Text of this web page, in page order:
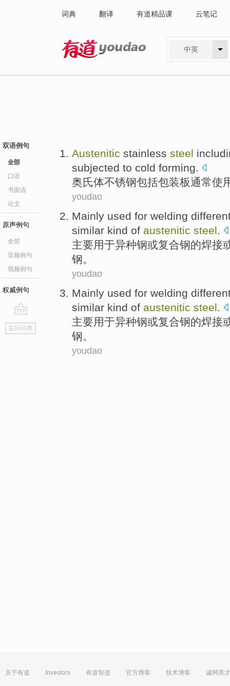
词典 翻译 有道精品课 云笔记
中英
双语例句
全部
口语
书面语
论文
原声例句
全部
音频例句
视频例句
权威例句
go
top
返回词典
Austenitic stainless steel
subjected to cold forming.
奥氏体不锈钢包括包装板通常使
youdao
Mainly used for welding
similar kind of austenitic steel.
主要用于异种钢或复合钢的焊接
钢。
youdao
Mainly used for welding
similar kind of austenitic steel
主要用于异种钢或复合钢的焊接
钢。
youdao
关于有道 Investors 有道智选 官方博客 技术博客 诚聘英才